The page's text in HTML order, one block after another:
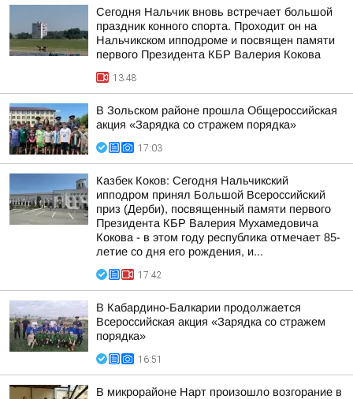
Сегодня Нальчик вновь встречает большой
праздник конного спорта. Проходит он на
Нальчикском ипподроме и посвящен памяти
первого Президента КБР Валерия Кокова
13:48
В Зольском районе прошла Общероссийская
акция «Зарядка со стражем порядка»
17:03
Казбек Коков: Сегодня Нальчикский
ипподром принял Большой Всероссийский
приз (Дерби), посвященный памяти первого
Президента КБР Валерия Мухамедовича
Кокова - в этом году республика отмечает 85-
летие со дня его рождения, и...
17:42
В Кабардино-Балкарии продолжается
Всероссийская акция «Зарядка со стражем
порядка»
16:51
В микрорайоне Нарт произошло возгорание в